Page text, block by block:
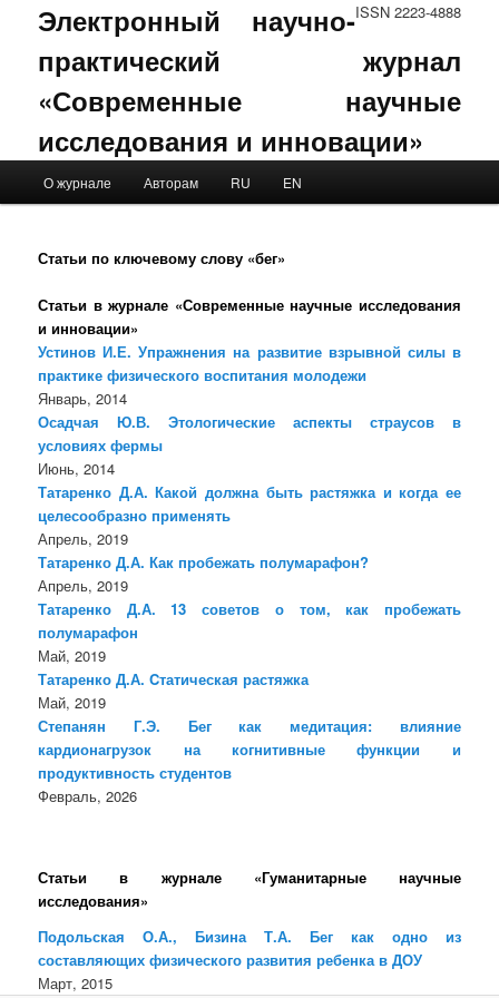
ISSN 2223-4888
Электронный научно-
практический журнал
«Современные научные
исследования и инновации»
Skip to primary content
Skip to secondary content
О журнале Авторам RU EN
Статьи по ключевому слову «бег»
Статьи в журнале «Современные научные исследования
и инновации»
Устинов И.Е. Упражнения на развитие взрывной силы в
практике физического воспитания молодежи
Январь, 2014
Осадчая Ю.В. Этологические аспекты страусов в
условиях фермы
Июнь, 2014
Татаренко Д.А. Какой должна быть растяжка и когда ее
целесообразно применять
Апрель, 2019
Татаренко Д.А. Как пробежать полумарафон?
Апрель, 2019
Татаренко Д.А. 13 советов о том, как пробежать
полумарафон
Май, 2019
Татаренко Д.А. Cтатическая растяжка
Май, 2019
Степанян Г.Э. Бег как медитация: влияние
кардионагрузок на когнитивные функции и
продуктивность студентов
Февраль, 2026
Статьи в журнале «Гуманитарные научные
исследования»
Подольская О.А., Бизина Т.А. Бег как одно из
составляющих физического развития ребенка в ДОУ
Март, 2015